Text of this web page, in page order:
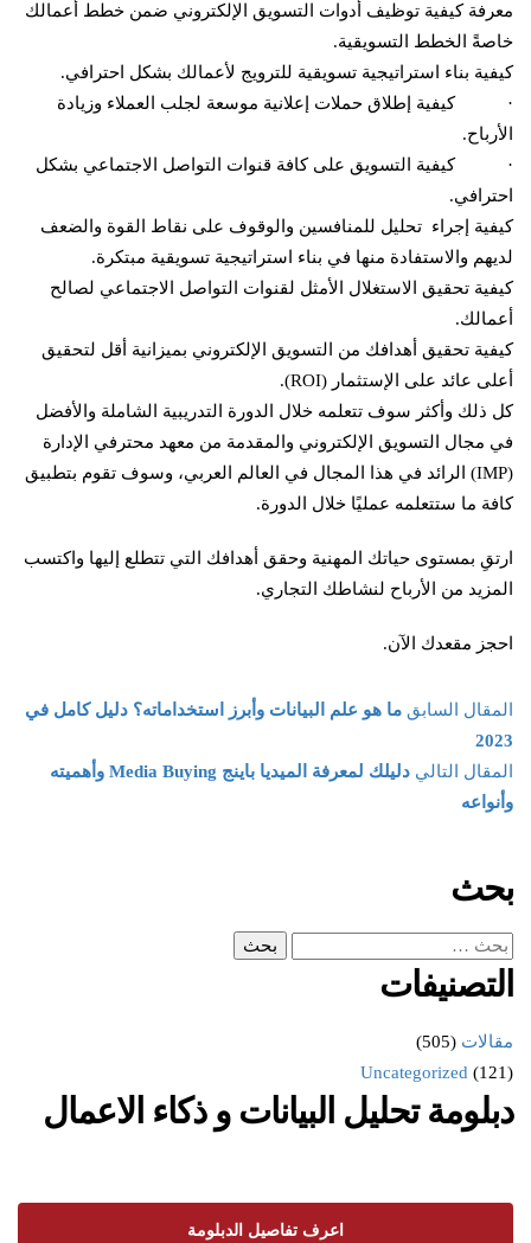
معرفة كيفية توظيف أدوات التسويق الإلكتروني ضمن خطط أعمالك
خاصةً الخطط التسويقية.
كيفية بناء استراتيجية تسويقية للترويج لأعمالك بشكل احترافي.
· كيفية إطلاق حملات إعلانية موسعة لجلب العملاء وزيادة
الأرباح.
· كيفية التسويق على كافة قنوات التواصل الاجتماعي بشكل
احترافي.
كيفية إجراء تحليل للمنافسين والوقوف على نقاط القوة والضعف
لديهم والاستفادة منها في بناء استراتيجية تسويقية مبتكرة.
كيفية تحقيق الاستغلال الأمثل لقنوات التواصل الاجتماعي لصالح
أعمالك.
كيفية تحقيق أهدافك من التسويق الإلكتروني بميزانية أقل لتحقيق
أعلى عائد على الإستثمار (ROI).
كل ذلك وأكثر سوف تتعلمه خلال الدورة التدريبية الشاملة والأفضل
في مجال التسويق الإلكتروني والمقدمة من معهد محترفي الإدارة
(IMP) الرائد في هذا المجال في العالم العربي، وسوف تقوم بتطبيق
كافة ما ستتعلمه عمليًا خلال الدورة.
ارتقِ بمستوى حياتك المهنية وحقق أهدافك التي تتطلع إليها واكتسب
المزيد من الأرباح لنشاطك التجاري.
احجز مقعدك الآن.
المقال السابق ما هو علم البيانات وأبرز استخداماته؟ دليل كامل في
2023
المقال التالي
دليلك لمعرفة الميديا باينج Media Buying وأهميته
وأنواعه
بحث
التصنيفات
مقالات (505)
Uncategorized (121)
دبلومة تحليل البيانات و ذكاء الاعمال
اعرف تفاصيل الدبلومة